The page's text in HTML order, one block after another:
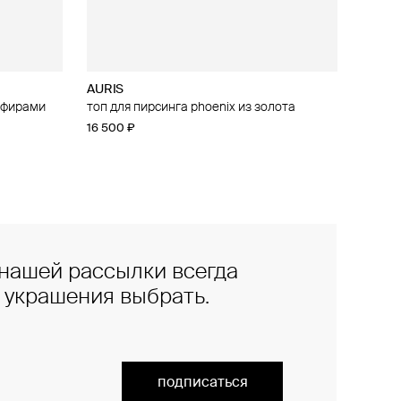
AURIS
топ для пирсинга phoenix из золота
16 500 ₽
золота
рассылки всегда
украшения выбрать.
подписаться